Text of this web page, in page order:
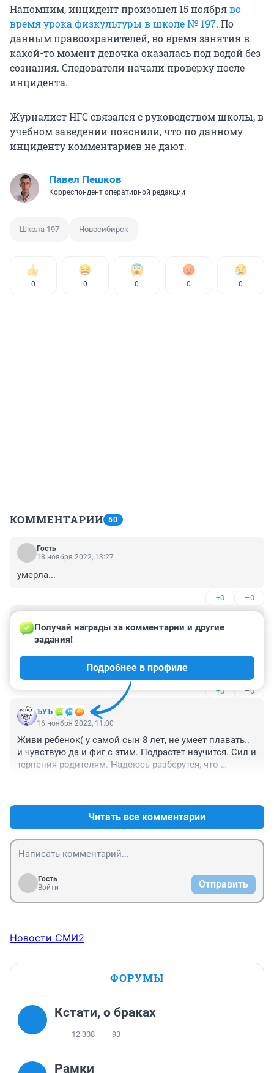
Напомним, инцидент произошел 15 ноябряво
время урока физкультуры в школе № 197. По
данным правоохранителей, во время занятия в
какой-то момент девочка оказалась под водой без
сознания. Следователи начали проверку после
инцидента.
Журналист НГС связался с руководством школы, в
учебном заведении пояснили, что по данному
инциденту комментариев не дают.
Павел Пешков
Корреспондент оперативной редакции
Школа 197 Новосибирск
0 0 0 0 0
КОММЕНТАРИИ 50
Гость
18 ноября 2022, 13:27
умерла...
+0 –0
16 ноября 2022, 11:55
Не знаю конечно , можете закидать танками, но я
видела как занимаются с детьми в группе в бассейне.
Не смотрят особо раз ( но это не про всех ) и гоняют
два. Плюс нырять и плывут. Захлебнуться без
подготовки запросто
+0 –0
ЪУЪ
Получай награды за комментарии и другие
задания!
Подробнее в профиле
16 ноября 2022, 11:00
Живи ребенок( у самой сын 8 лет, не умеет плавать..
и чувствую да и фиг с этим. Подрастет научится. Сил и
терпения родителям. Надеюсь разберутся, что
Читать все комментарии
Гость
Войти
Отправить
Новости СМИ2
ФОРУМЫ
Кстати, о браках
12 308 93
Рамки